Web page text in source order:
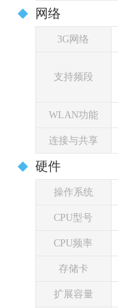
网络
3G网络
支持频段
WLAN功能
连接与共享
硬件
操作系统
CPU型号
CPU频率
存储卡
扩展容量